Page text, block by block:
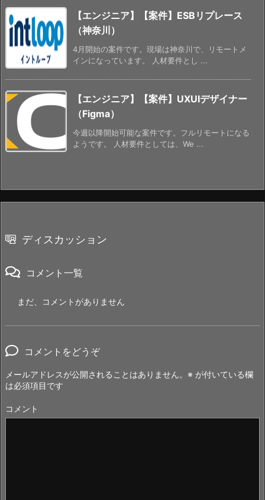
【エンジニア】【案件】ESBリプレース
（神奈川）
4月開始の案件です。現場は神奈川で、リモートメ
インになっています。 人材要件とし ...
【エンジニア】【案件】UXUIデザイナー
（Figma）
今週以降開始可能な案件です。フルリモートになる
ようです。 人材要件としては、We ...
ディスカッション
コメント一覧
まだ、コメントがありません
コメントをどうぞ
メールアドレスが公開されることはありません。 ※ が付いている欄
は必須項目です
コメント